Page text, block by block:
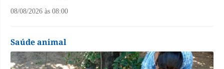
08/08/2026 às 08:00
Saúde animal